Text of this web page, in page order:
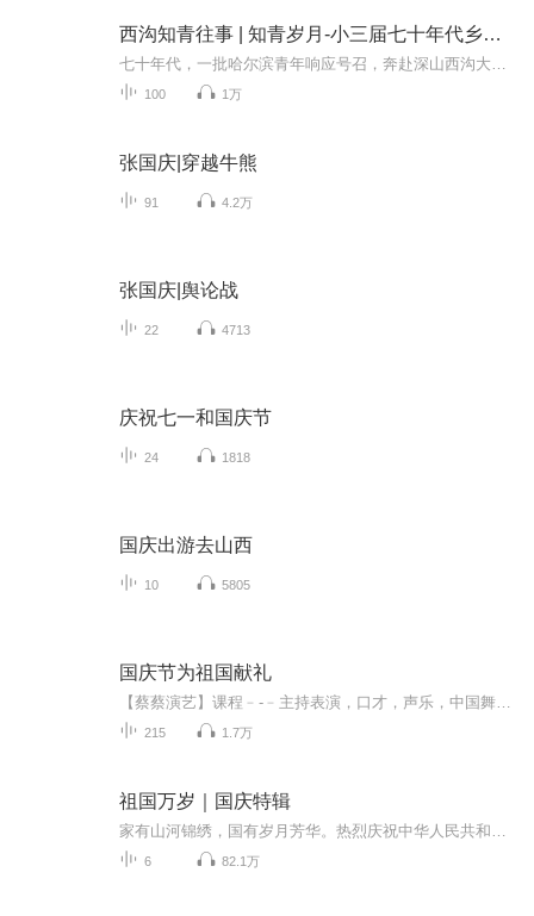
西沟知青往事 | 知青岁月-小三届七十年代乡村实录
100 1万
张国庆|穿越牛熊
91 4.2万
张国庆|舆论战
22 4713
庆祝七一和国庆节
24 1818
国庆出游去山西
10 5805
国庆节为祖国献礼
215 1.7万
祖国万岁｜国庆特辑
6 82.1万